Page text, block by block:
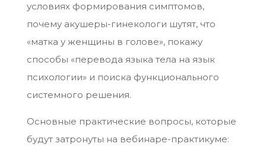
условиях формирования симптомов,
почему акушеры-гинекологи шутят, что
«матка у женщины в голове», покажу
способы «перевода языка тела на язык
психологии» и поиска функционального
системного решения.
Основные практические вопросы, которые
будут затронуты на вебинаре-практикуме: